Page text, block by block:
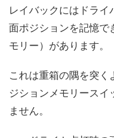
レイバックにはドラ
面ポジションを記憶で
モリー）があります。
これは重箱の隅を突く
ジションメモリースイ
ません。